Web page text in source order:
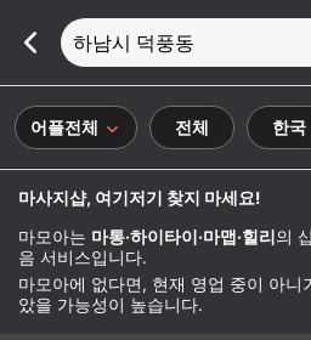
하남시 덕풍동
어플전체 전체 한국
마사지샵, 여기저기 찾지 마세요!
마모아는 마통·하이타이·마맵·힐리 의
음 서비스입니다.
마모아에 없다면, 현재 영업 중이 아
았을 가능성이 높습니다.